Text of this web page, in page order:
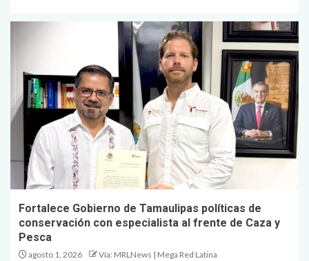
Fortalece Gobierno de Tamaulipas políticas de
conservación con especialista al frente de Caza y
Pesca
agosto 1, 2026 Vía: MRLNews | Mega Red Latina